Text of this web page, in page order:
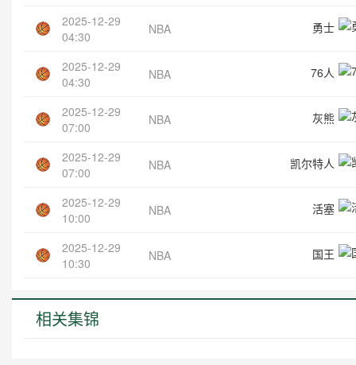
2025-12-29
04:30
NBA 勇士
2025-12-29
04:30
NBA 76人
2025-12-29
07:00
NBA 灰熊
2025-12-29
07:00
NBA 凯尔特人
2025-12-29
10:00
NBA 活塞
2025-12-29
10:30
NBA 国王
相关集锦